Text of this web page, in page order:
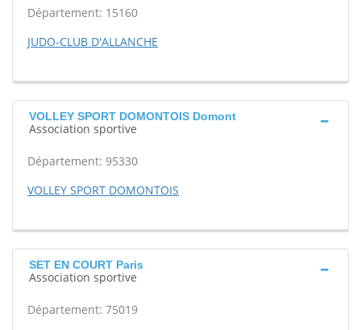
Département: 15160
JUDO-CLUB D'ALLANCHE
VOLLEY SPORT DOMONTOIS Domont
Association sportive
Département: 95330
VOLLEY SPORT DOMONTOIS
SET EN COURT Paris
Association sportive
Département: 75019